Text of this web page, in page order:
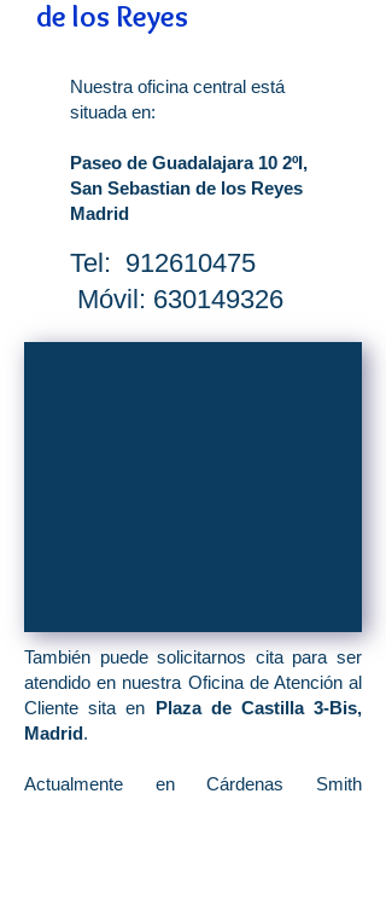
de los Reyes
Nuestra oficina central está
situada en:
Paseo de Guadalajara 10 2ºI,
San Sebastian de los Reyes
Madrid
Tel: 912610475
Móvil: 630149326
También puede solicitarnos cita para ser
atendido en nuestra Oficina de Atención al
Cliente sita en Plaza de Castilla 3-Bis,
Madrid.
Actualmente en Cárdenas Smith